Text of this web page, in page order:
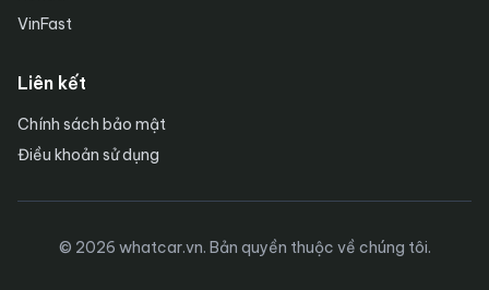
VinFast
Liên kết
Chính sách bảo mật
Điều khoản sử dụng
© 2026 whatcar.vn. Bản quyền thuộc về chúng tôi.